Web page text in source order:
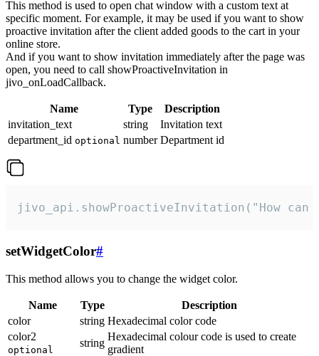
This method is used to open chat window with a custom text at
specific moment. For example, it may be used if you want to show
proactive invitation after the client added goods to the cart in your
online store.
And if you want to show invitation immediately after the page was
open, you need to call showProactiveInvitation in
jivo_onLoadCallback.
Name Type
Description
invitation_text
string
Invitation text
department_id optional number Department id
jivo_api.showProactiveInvitation("How
setWidgetColor#
This method allows you to change the widget color.
Name Type
Description
color
string Hexadecimal color code
color2
optional
string
Hexadecimal colour code is used to create
gradient